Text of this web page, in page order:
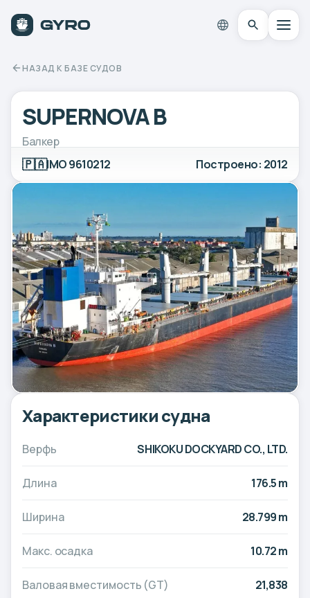
НАЗАД К БАЗЕ СУДОВ
SUPERNOVA B
Балкер
🇵🇦IMO 9610212 Построено: 2012
Характеристики судна
Верфь SHIKOKU DOCKYARD CO., LTD.
Длина 176.5 m
Ширина 28.799 m
Макс. осадка 10.72 m
Валовая вместимость (GT) 21,838